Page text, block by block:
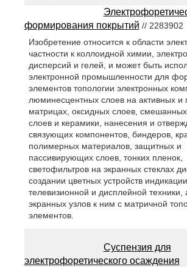
формирования покрытий // 2283902
Изобретение относится к области
частности к коллоидной химии,
дисперсий и гелей, и может быть
электронной промышленности для
элементов топологии электронных
люминесцентных слоев на активных и
матрицах, оксидных слоев,
слоев и керамики, нанесения и
связующих компонентов, биндеров,
полимерных материалов, защитных и
пассивирующих слоев, тонких пленок,
светофильтров на экранных стеклах
создании цветных устройств
телевизионной и дисплейной техники,
экранных узлов к ним с матричной
элементов.
Суспензия для
электрофоретического осаждения